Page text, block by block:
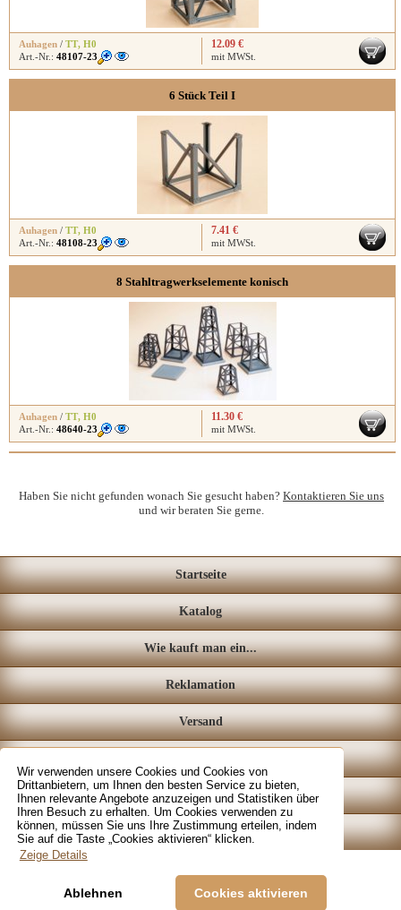
Wir verwenden unsere Cookies und Cookies von
Drittanbietern, um Ihnen den besten Service zu bieten,
Ihnen relevante Angebote anzuzeigen und Statistiken über
Ihren Besuch zu erhalten. Um Cookies verwenden zu
können, müssen Sie uns Ihre Zustimmung erteilen, indem
Sie auf die Taste „Cookies aktivieren“ klicken.
Zeige Details
Ablehnen Cookies aktivieren
Auhagen / TT, H0
Art.-Nr.: 48107-23
12.09 €
mit MWSt.
6 Stück Teil I
Auhagen / TT, H0
Art.-Nr.: 48108-23
7.41 €
mit MWSt.
8 Stahltragwerkselemente konisch
Auhagen / TT, H0
Art.-Nr.: 48640-23
11.30 €
mit MWSt.
Haben Sie nicht gefunden wonach Sie gesucht haben?Kontaktieren Sie uns
und wir beraten Sie gerne.
Startseite
Katalog
Wie kauft man ein...
Reklamation
Versand
Fachgeschäft
Kontakt